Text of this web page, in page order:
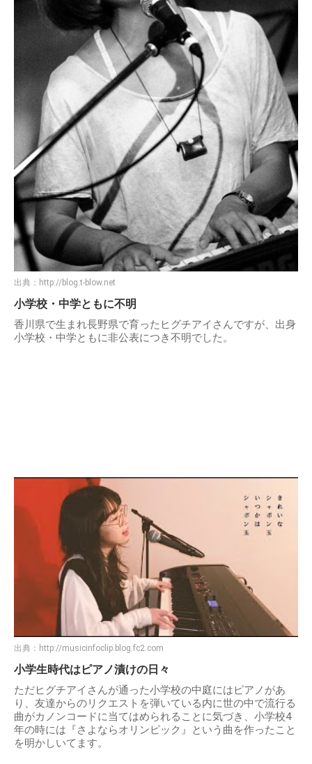
出典： http://blog.t-blow.net
小学校・中学ともに不明
香川県で生まれ長野県で育ったヒグチアイさんですが、出身
小学校・中学ともに非公表につき不明でした。
出典： http://musicinfoclip.blog.fc2.com
小学生時代はピアノ漬けの日々
ただヒグチアイさんが通った小学校の中庭にはピアノがあ
り、友達からのリクエストを弾いている内に世の中で流行る
曲がカノンコードに当てはめられることに気づき、小学校4
年の時には『さよならオリンピック』という曲を作ったこと
を明かしいてます。